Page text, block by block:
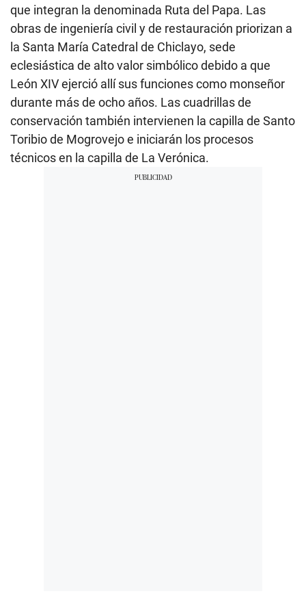
que integran la denominada Ruta del Papa. Las
obras de ingeniería civil y de restauración priorizan a
la Santa María Catedral de Chiclayo, sede
eclesiástica de alto valor simbólico debido a que
León XIV ejerció allí sus funciones como monseñor
durante más de ocho años. Las cuadrillas de
conservación también intervienen la capilla de Santo
Toribio de Mogrovejo e iniciarán los procesos
técnicos en la capilla de La Verónica.